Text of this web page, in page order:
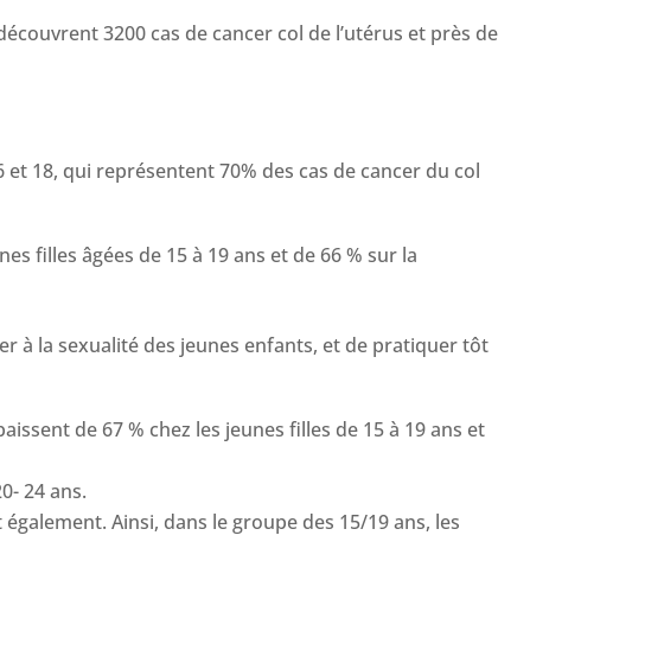
3200 cas de cancer col de l’utérus et près de
18, qui représentent 70% des cas de cancer du col
filles âgées de 15 à 19 ans et de 66 % sur la
à la sexualité des jeunes enfants, et de pratiquer tôt
de 67 % chez les jeunes filles de 15 à 19 ans et
24 ans.
Ainsi, dans le groupe des 15/19 ans, les